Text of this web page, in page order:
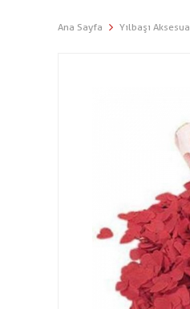
Ana Sayfa Yılbaşı